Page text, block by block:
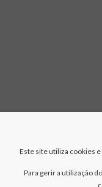
Este site utiliza cookies
Para gerir a utilização